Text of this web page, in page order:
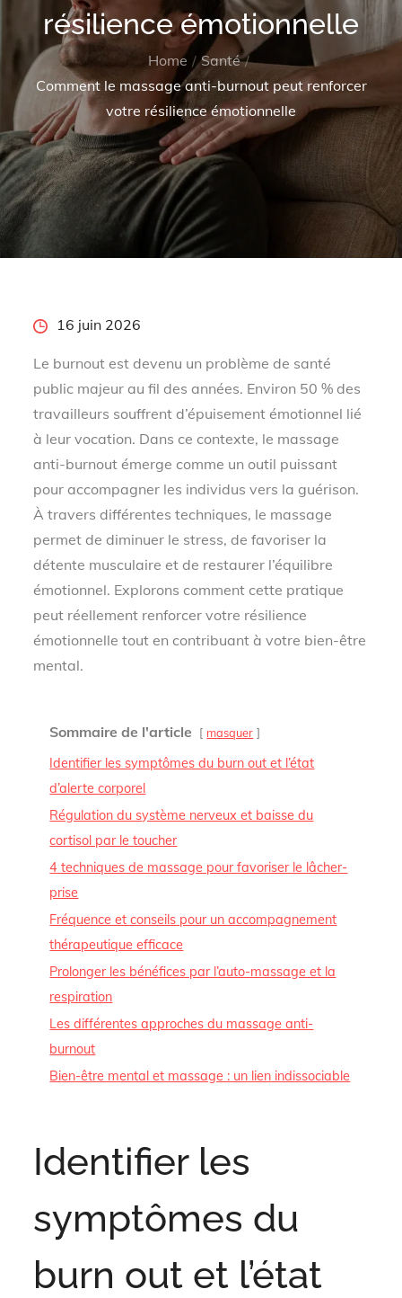
résilience émotionnelle
Home
Santé
Comment le massage anti-burnout peut renforcer
votre résilience émotionnelle
Posted16 juin 2026
Le burnout est devenu un problème de santé
public majeur au fil des années. Environ 50 % des
travailleurs souffrent d’épuisement émotionnel lié
à leur vocation. Dans ce contexte, le massage
anti-burnout émerge comme un outil puissant
pour accompagner les individus vers la guérison.
À travers différentes techniques, le massage
permet de diminuer le stress, de favoriser la
détente musculaire et de restaurer l’équilibre
émotionnel. Explorons comment cette pratique
peut réellement renforcer votre résilience
émotionnelle tout en contribuant à votre bien-être
mental.
Sommaire de l'article masquer
Identifier les symptômes du burn out et l’état
d’alerte corporel
Régulation du système nerveux et baisse du
cortisol par le toucher
4 techniques de massage pour favoriser le lâcher-
prise
Fréquence et conseils pour un accompagnement
thérapeutique efficace
Prolonger les bénéfices par l’auto-massage et la
respiration
Les différentes approches du massage anti-
burnout
Bien-être mental et massage : un lien indissociable
Identifier les
symptômes du
burn out et l’état